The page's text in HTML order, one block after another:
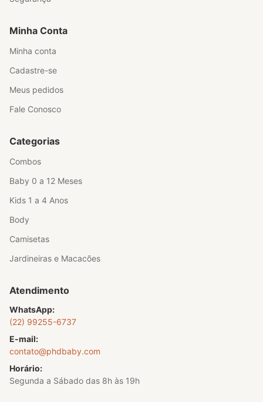
Minha Conta
Minha conta
Cadastre-se
Meus pedidos
Fale Conosco
Categorias
Combos
Baby 0 a 12 Meses
Kids 1 a 4 Anos
Body
Camisetas
Jardineiras e Macacões
Atendimento
WhatsApp:
(22) 99255-6737
E-mail:
contato@phdbaby.com
Horário:
Segunda a Sábado das 8h às 19h